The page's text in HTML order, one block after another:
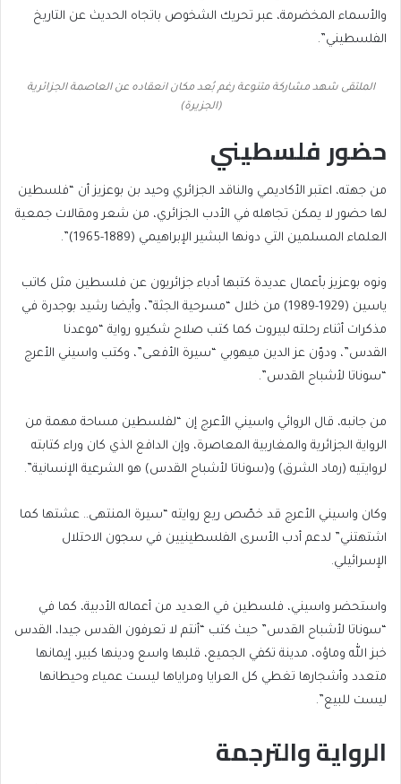
والأسماء المخضرمة، عبر تحريك الشخوص باتجاه الحديث عن التاريخ
الفلسطيني”.
الملتقى شهد مشاركة متنوعة رغم بُعد مكان انعقاده عن العاصمة الجزائرية
(الجزيرة)
حضور فلسطيني
من جهته، اعتبر الأكاديمي والناقد الجزائري وحيد بن بوعزيز أن “فلسطين
لها حضور لا يمكن تجاهله في الأدب الجزائري، من شعر ومقالات جمعية
العلماء المسلمين التي دونها البشير الإبراهيمي (1889-1965)”.
ونوه بوعزيز بأعمال عديدة كتبها أدباء جزائريون عن فلسطين مثل كاتب
ياسين (1929-1989) من خلال “مسرحية الجثة”، وأيضا رشيد بوجدرة في
مذكرات أثناء رحلته لبيروت كما كتب صلاح شكيرو رواية “موعدنا
القدس”، ودوّن عز الدين ميهوبي “سيرة الأفعى”، وكتب واسيني الأعرج
“سوناتا لأشباح القدس”.
من جانبه، قال الروائي واسيني الأعرج إن “لفلسطين مساحة مهمة من
الرواية الجزائرية والمغاربية المعاصرة، وإن الدافع الذي كان وراء كتابته
لروايتيه (رماد الشرق) و(سوناتا لأشباح القدس) هو الشرعية الإنسانية”.
وكان واسيني الأعرج قد خصّص ريع روايته “سيرة المنتهى.. عشتها كما
اشتهتني” لدعم أدب الأسرى الفلسطينيين في سجون الاحتلال
الإسرائيلي.
واستحضر واسيني، فلسطين في العديد من أعماله الأدبية، كما في
“سوناتا لأشباح القدس” حيث كتب “أنتم لا تعرفون القدس جيدا، القدس
خبز الله وماؤه، مدينة تكفي الجميع، قلبها واسع ودينها كبير، إيمانها
متعدد وأشجارها تغطي كل العرايا ومراياها ليست عمياء وحيطانها
ليست للبيع”.
الرواية والترجمة